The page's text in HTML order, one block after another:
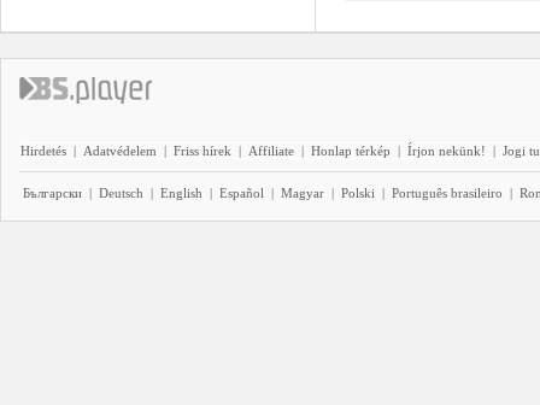
Hirdetés | Adatvédelem | Friss hírek | Affiliate | Honlap térkép | Írjon nekünk! | Jogi
Български | Deutsch | English | Español | Magyar | Polski | Português brasileiro |